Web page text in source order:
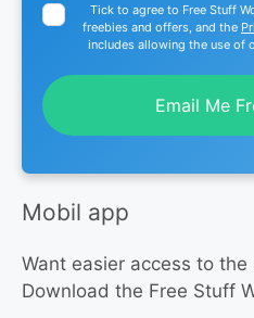
Tick to agree to Free Stuff
freebies and offers, and the
includes allowing the use of
Email Me
Mobil app
Want easier access to
Download the Free Stuff